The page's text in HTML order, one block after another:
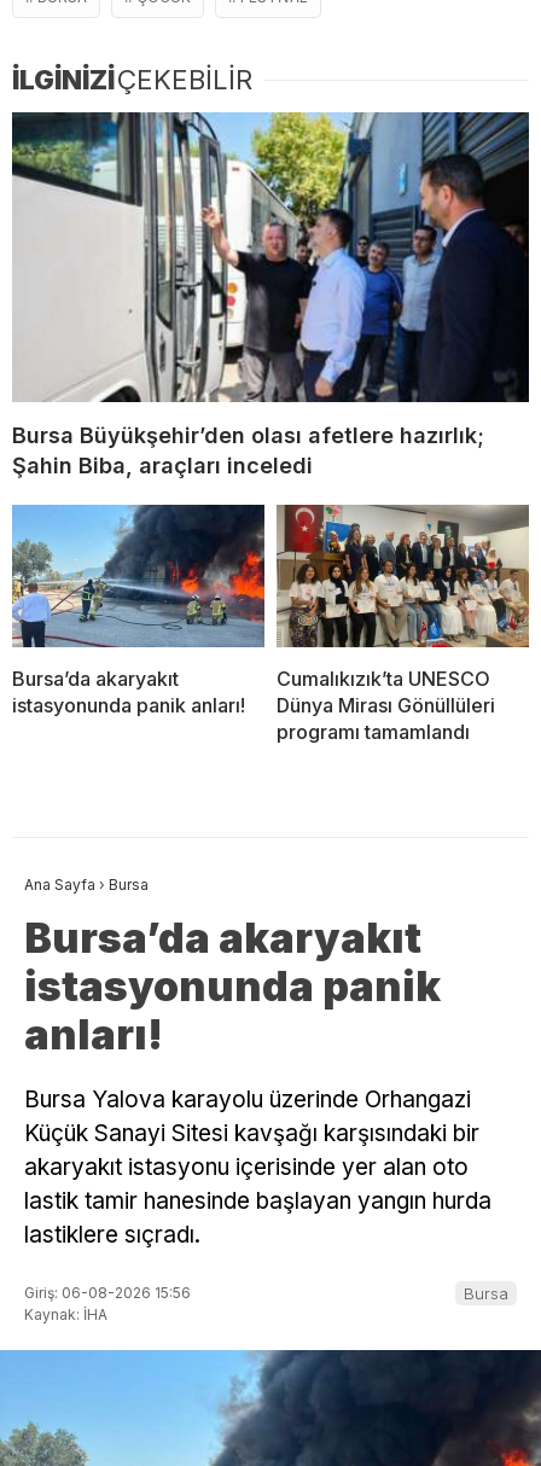
İLGİNİZİÇEKEBİLİR
Bursa Büyükşehir’den olası afetlere hazırlık;
Şahin Biba, araçları inceledi
Bursa’da akaryakıt
istasyonunda panik anları!
Cumalıkızık’ta UNESCO
Dünya Mirası Gönüllüleri
programı tamamlandı
Ana Sayfa › Bursa
Bursa’da akaryakıt
istasyonunda panik
anları!
Bursa Yalova karayolu üzerinde Orhangazi
Küçük Sanayi Sitesi kavşağı karşısındaki bir
akaryakıt istasyonu içerisinde yer alan oto
lastik tamir hanesinde başlayan yangın hurda
lastiklere sıçradı.
Giriş: 06-08-2026 15:56
Kaynak: İHA
Bursa